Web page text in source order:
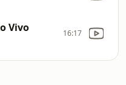
Vivo 16:17